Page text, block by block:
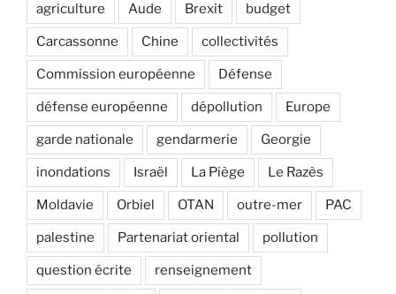
agriculture Aude Brexit budget
Carcassonne Chine collectivités
Commission européenne Défense
défense européenne dépollution Europe
garde nationale gendarmerie Georgie
inondations Israël La Piège Le Razès
Moldavie Orbiel OTAN outre-mer PAC
palestine Partenariat oriental pollution
question écrite renseignement